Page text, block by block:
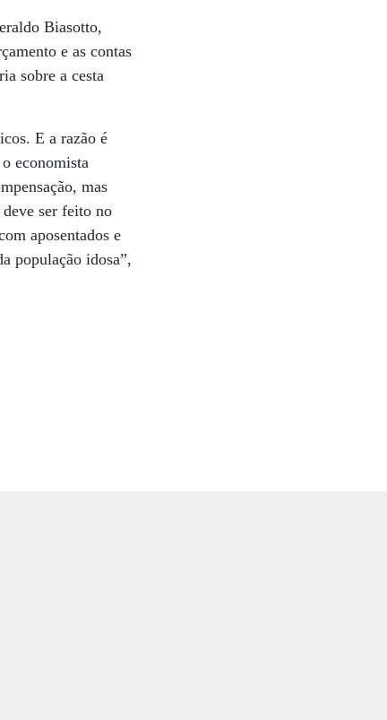
Biasotto,
e as contas
sobre a cesta
E a razão é
economista
mas
deve ser feito no
aposentados e
população idosa”,